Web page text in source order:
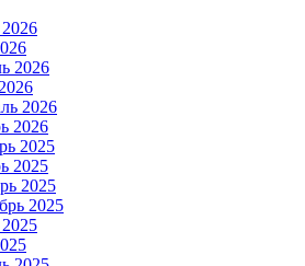
2026
2026
2026
2025
2025
2025
2025